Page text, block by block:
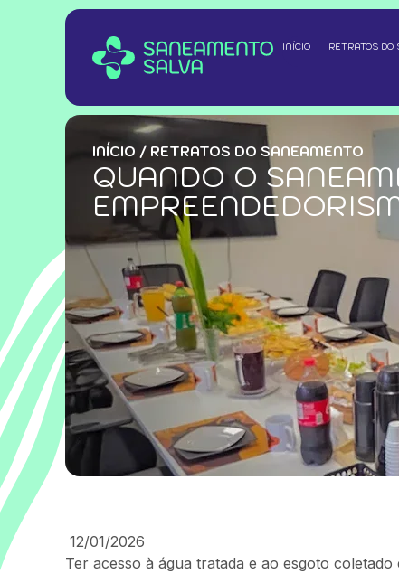
INÍCIO RETRATOS
INÍCIO / RETRATOS DO SANEAMENTO
QUANDO O
12/01/2026
Ter acesso à água tratada e ao esgoto